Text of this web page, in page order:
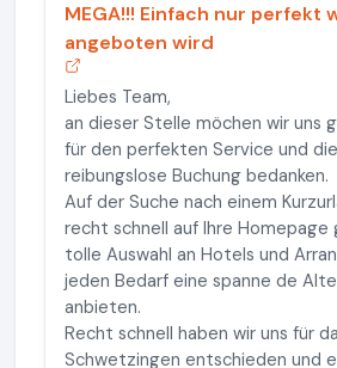
MEGA!!! Einfach nur perfekt
angeboten wird
Liebes Team,
an dieser Stelle möchen wir uns
für den perfekten Service und
reibungslose Buchung bedanken.
Auf der Suche nach einem
recht schnell auf Ihre Homepage
tolle Auswahl an Hotels und
jeden Bedarf eine spanne de
anbieten.
Recht schnell haben wir uns für
Schwetzingen entschieden und